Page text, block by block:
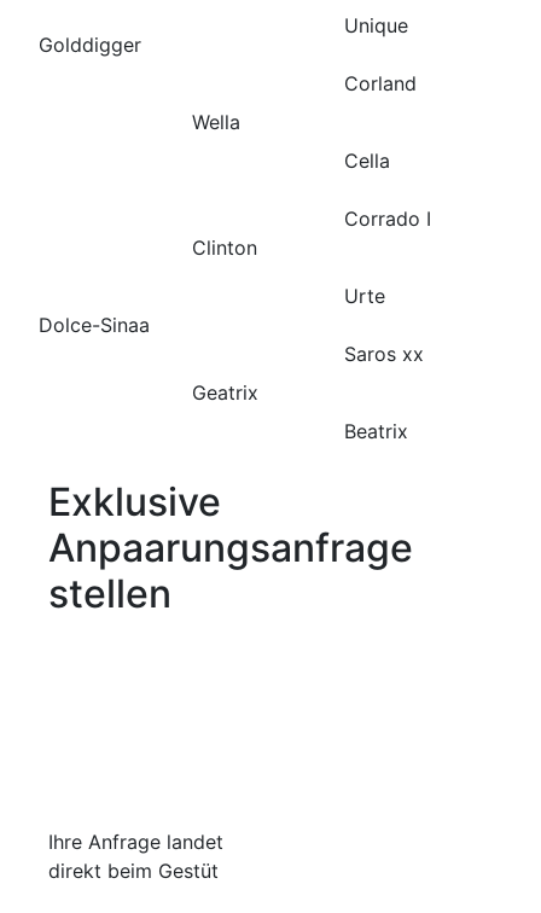
Golddigger
Unique
Wella
Corland
Cella
Dolce-Sinaa
Clinton
Corrado I
Urte
Geatrix
Saros xx
Beatrix
Exklusive
Anpaarungsanfrage
stellen
Ihre Anfrage landet
direkt beim Gestüt